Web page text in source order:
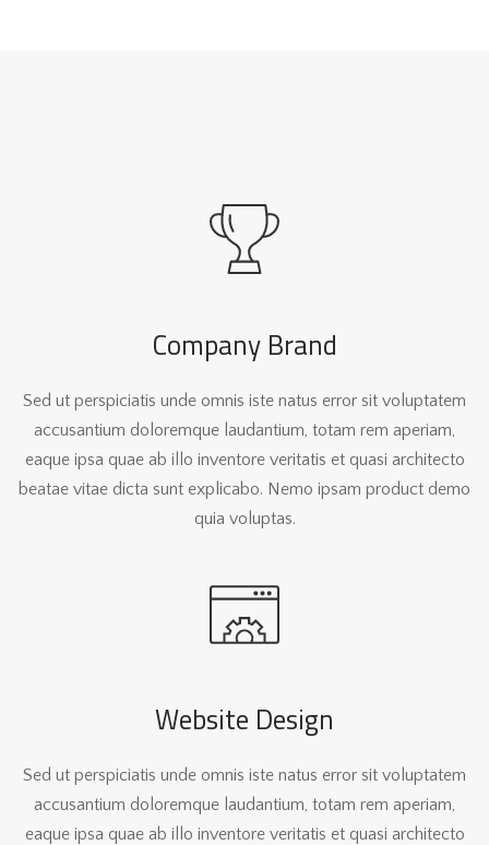
Company Brand
Sed ut perspiciatis unde omnis iste natus error sit voluptatem
accusantium doloremque laudantium, totam rem aperiam,
eaque ipsa quae ab illo inventore veritatis et quasi architecto
beatae vitae dicta sunt explicabo. Nemo ipsam product demo
quia voluptas.
Website Design
Sed ut perspiciatis unde omnis iste natus error sit voluptatem
accusantium doloremque laudantium, totam rem aperiam,
eaque ipsa quae ab illo inventore veritatis et quasi architecto